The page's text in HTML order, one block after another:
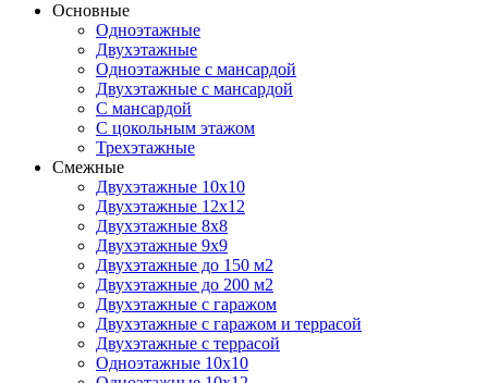
Основные
Одноэтажные
Двухэтажные
Одноэтажные с мансардой
Двухэтажные с мансардой
С мансардой
С цокольным этажом
Трехэтажные
Смежные
Двухэтажные 10х10
Двухэтажные 12х12
Двухэтажные 8х8
Двухэтажные 9х9
Двухэтажные до 150 м2
Двухэтажные до 200 м2
Двухэтажные с гаражом
Двухэтажные с гаражом и террасой
Двухэтажные с террасой
Одноэтажные 10х10